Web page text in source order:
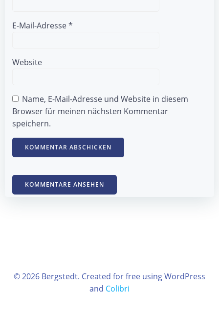
E-Mail-Adresse*
Website
Name, E-Mail-Adresse und Website in diesem
Browser für meinen nächsten Kommentar
speichern.
KOMMENTARE ANSEHEN
© 2026 Bergstedt. Created for free using WordPress
and Colibri